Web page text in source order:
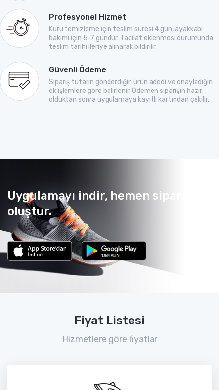
Profesyonel Hizmet
Kuru temizleme için teslim süresi 4 gün, ayakkabı
bakımı için 5-7 gündür. Tadilat eklenmesi durumunda
teslim tarihi ileriye alınarak bildirilir.
Güvenli Ödeme
Sipariş tutarın gönderdiğin ürün adedi ve onayladığın
ek işlemlere göre belirlenir. Ödemen siparişin hazır
olduktan sonra uygulamaya kayıtlı kartından çekilir.
Uygulamayı indir, hemen sipariş
oluştur.
Fiyat Listesi
Hizmetlere göre fiyatlar